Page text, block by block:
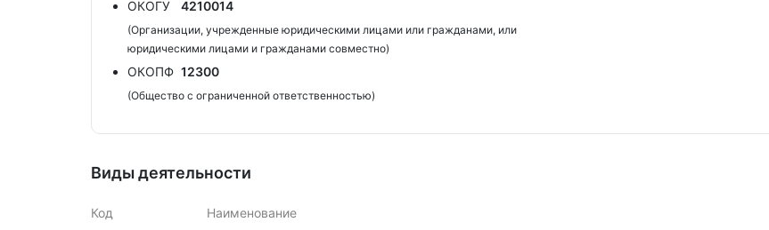
ОКОГУ 4210014
(Организации, учрежденные юридическими лицами или гражданами, или
юридическими лицами и гражданами совместно)
ОКОПФ 12300
(Общество с ограниченной ответственностью)
Виды деятельности
Код Наименование